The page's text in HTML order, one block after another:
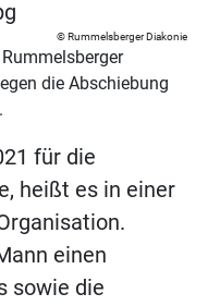
Rummelsberger Diakonie
die Abschiebung
für die
heißt es in einer
einen
sowie die